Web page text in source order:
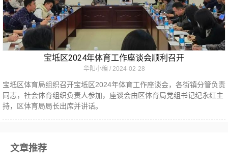
宝坻区2024年体育工作座谈会顺利召开
华阳小编 2024-02-28
宝坻区体育局组织召开宝坻区2024年体育工作座谈会，各街镇分管负责
同志，社会体育组织负责人参加，座谈会由区体育局党组书记纪永红主
持，区体育局局长出席并讲话。
文章推荐